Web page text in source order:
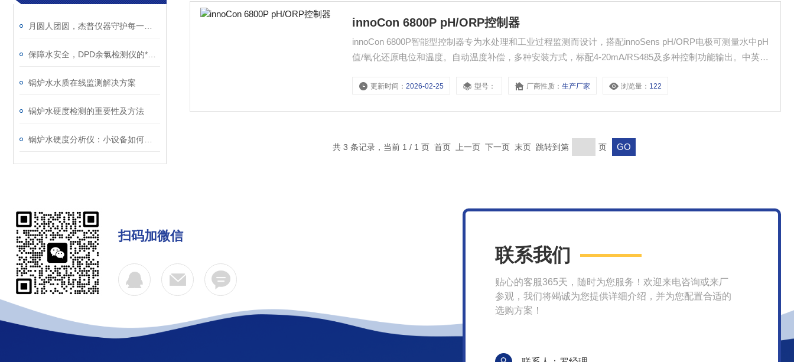
锅炉水水质在线监测解决方案
锅炉水硬度检测的重要性及方法
innoCon 6800P pH/ORP控制器
innoCon 6800P智能型控制器专为水处理和工业过程监测而设计，搭配innoSens pH/ORP电极可测量水中pH
值/氧化还原电位和温度。自动温度补偿，多种安装方式，标配4-20mA/RS485及多种控制功能输出。中英文
显示......更新时间：2026-02-25 型号： 厂商性质：生产厂家 浏览量： 122
共 3 条记录，当前 1 / 1 页 首页 上一页 下一页 末页 跳转到第 页
扫码加微信
联系我们
贴心的客服365天，随时为您服务！欢迎来电咨询或来厂
参观，我们将竭诚为您提供详细介绍，并为您配置合适的
选购方案！